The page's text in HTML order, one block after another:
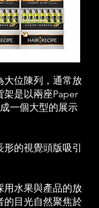
大位陳列，通常放
架是以兩座Paper
一個大型的展示
的視覺頭版吸引
用水果與產品的放
的目光自然聚焦於